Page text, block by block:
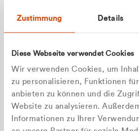
Zustimmung Details
Diese Webseite verwendet Cookies
Wir verwenden Cookies, um
zu personalisieren, Funktionen
anbieten zu können und die
Website zu analysieren.
Informationen zu Ihrer
+49 177 8376058